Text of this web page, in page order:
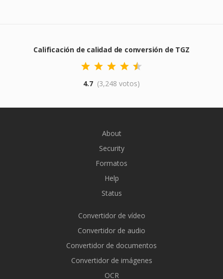
Calificación de calidad de conversión de TGZ
4.7 (3,248 votos)
About
Security
Formatos
Help
Status
Convertidor de vídeo
Convertidor de audio
Convertidor de documentos
Convertidor de imágenes
OCR